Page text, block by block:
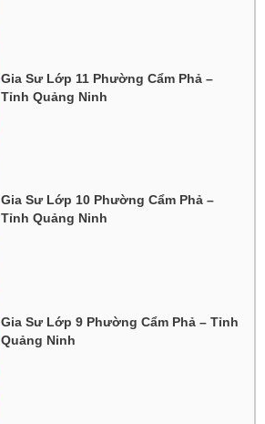
Gia Sư Lớp 11 Phường Cẩm Phả –
Tỉnh Quảng Ninh
Gia Sư Lớp 10 Phường Cẩm Phả –
Tỉnh Quảng Ninh
Gia Sư Lớp 9 Phường Cẩm Phả – Tỉnh
Quảng Ninh